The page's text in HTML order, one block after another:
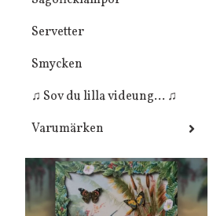
Servetter
Smycken
♫ Sov du lilla videung... ♫
Varumärken